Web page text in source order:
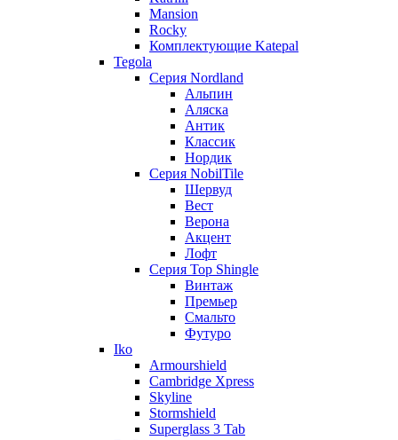
Mansion
Rocky
Комплектующие Katepal
Tegola
Серия Nordland
Альпин
Аляска
Антик
Классик
Нордик
Серия NobilTile
Шервуд
Вест
Верона
Акцент
Лофт
Серия Top Shingle
Винтаж
Премьер
Смальто
Футуро
Iko
Armourshield
Cambridge Xpress
Skyline
Stormshield
Superglass 3 Tab